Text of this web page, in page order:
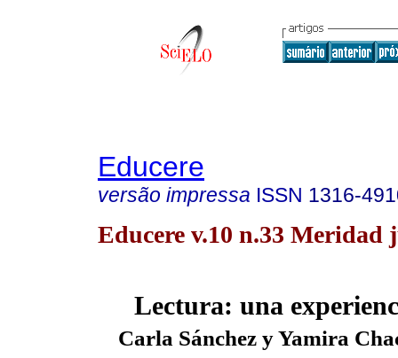
Educere
versão impressa ISSN 1316-
Educere v.10 n.33 Meridad
Lectura: una
Carla Sánchez y Yamira